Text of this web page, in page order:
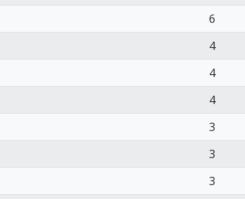
6
4
4
4
3
3
3